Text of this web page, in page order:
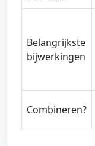
Belangrijkste
bijwerkingen
Combineren?